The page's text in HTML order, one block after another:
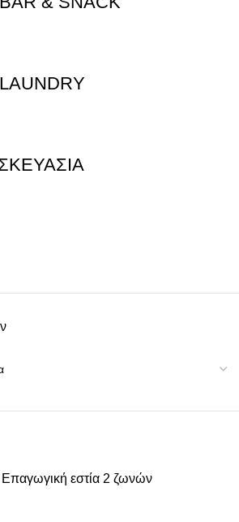
εστία 2 ζωνών